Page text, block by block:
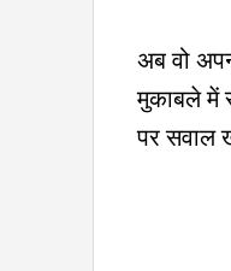
अब वो
मुकाबले में
पर सवाल